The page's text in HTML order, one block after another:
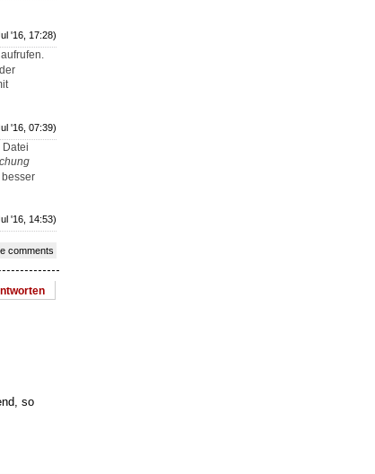
'16, 17:28)
aufrufen.
'16, 07:39)
'16, 14:53)
comments
so